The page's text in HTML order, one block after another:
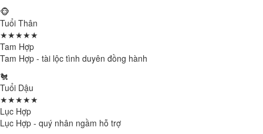
🐵
Tuổi Thân
★★★★★
Tam Hợp
Tam Hợp - tài lộc tình duyên đồng hành
🐔
Tuổi Dậu
★★★★★
Lục Hợp
Lục Hợp - quý nhân ngầm hỗ trợ